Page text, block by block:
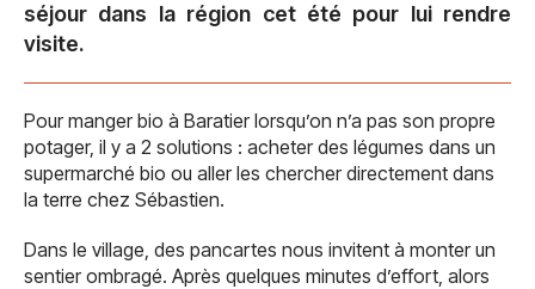
séjour dans la région cet été pour lui rendre
visite.
Pour manger bio à Baratier lorsqu’on n’a pas son propre
potager, il y a 2 solutions : acheter des légumes dans un
supermarché bio ou aller les chercher directement dans
la terre chez Sébastien.
Dans le village, des pancartes nous invitent à monter un
sentier ombragé. Après quelques minutes d’effort, alors